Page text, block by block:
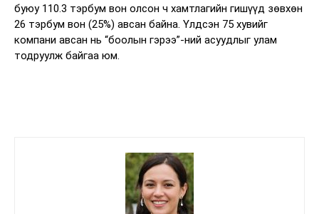
буюу 110.3 тэрбум вон олсон ч хамтлагийн гишүүд зөвхөн
26 тэрбум вон (25%) авсан байна. Үлдсэн 75 хувийг
компани авсан нь “боолын гэрээ”-ний асуудлыг улам
тодруулж байгаа юм.